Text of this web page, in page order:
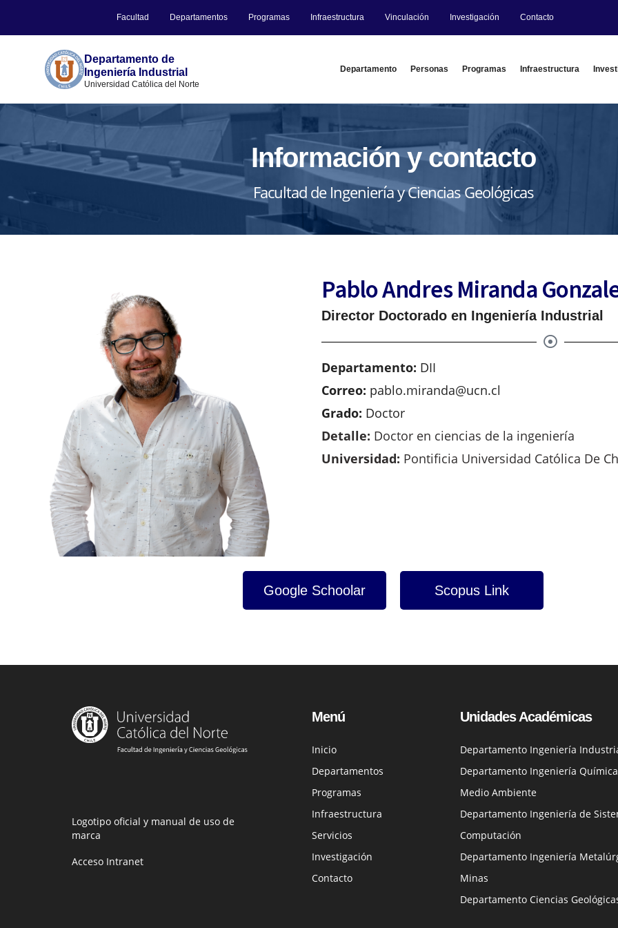
Facultad Departamentos Programas Infraestructura Vinculación Investigación Contacto
Departamento de
Ingeniería Industrial
Universidad Católica del Norte
Departamento Personas Programas Infraestructura
Información y contacto
Facultad de Ingeniería y Ciencias Geológicas
Pablo Andres Miranda
Director Doctorado en Ingeniería Industrial
Departamento: DII
Correo: pablo.miranda@ucn.cl
Grado: Doctor
Detalle: Doctor en ciencias de la ingeniería
Universidad: Pontificia Universidad Católica De
Google Schoolar Scopus Link
Logotipo oficial y manual de uso de
marca
Acceso Intranet
Menú
Inicio
Departamentos
Programas
Infraestructura
Servicios
Investigación
Contacto
Unidades Académicas
Departamento Ingeniería
Departamento Ingeniería
Medio Ambiente
Departamento Ingeniería de
Computación
Departamento Ingeniería
Minas
Departamento Ciencias